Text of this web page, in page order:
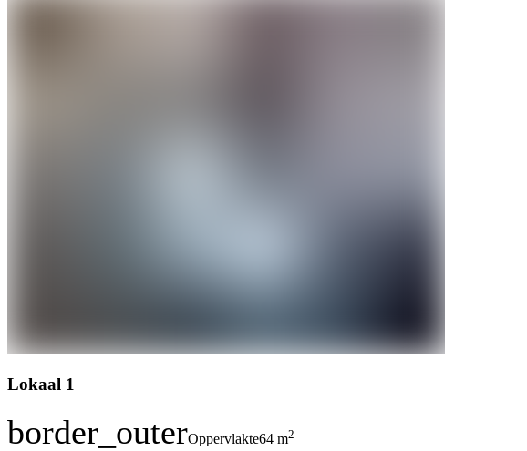
Lokaal 1
border_outerOppervlakte64 m2